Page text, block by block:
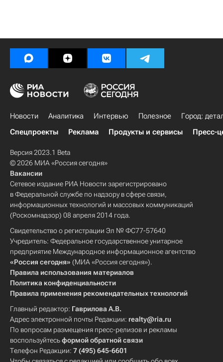
Новости Аналитика Интервью Полезное
Город:
Спецпроекты
Реклама Продукты и сервисы Пресс-
Версия 2023.1 Beta
© 2026 МИА «Россия сегодня»
Вакансии
Сетевое издание РИА Новости зарегистрировано
в Федеральной службе по надзору в сфере связи,
информационных технологий и массовых коммуникаций
(Роскомнадзор) 08 апреля 2014 года.
Свидетельство о регистрации Эл № ФС77-57640
Учредитель: Федеральное государственное унитарное
предприятие Международное информационное агентство
«Россия сегодня» (МИА «Россия сегодня»).
Правила использования материалов
Политика конфиденциальности
Правила применения рекомендательных технологий
Главный редактор: Гаврилова А.В.
Адрес электронной почты Редакции: realty@ria.ru
По вопросам размещения пресс-релизов и рекламы
воспользуйтесьформой обратной связи
Телефон Редакции: 7 (495) 645-6601